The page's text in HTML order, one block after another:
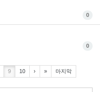
0
0
9 10 › » 마지막